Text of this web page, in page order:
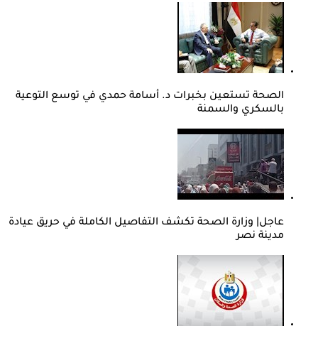
الصحة تستعين بخبرات د. أسامة حمدي في توسع التوعية
بالسكري والسمنة
عاجل| وزارة الصحة تكشف التفاصيل الكاملة في حريق عيادة
مدينة نصر